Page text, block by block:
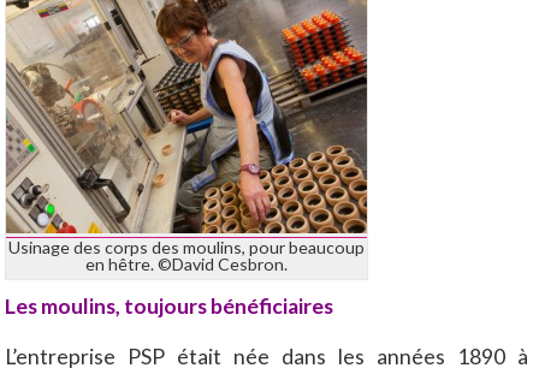
Usinage des corps des moulins, pour beaucoup
en hêtre. ©David Cesbron.
Les moulins, toujours bénéficiaires
L’entreprise PSP était née dans les années 1890 à